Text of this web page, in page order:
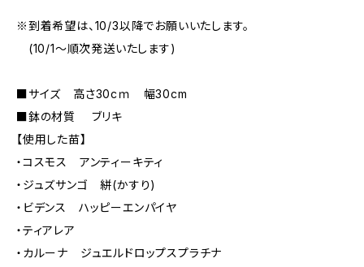
※到着希望は、10/3以降でお願いいたします。
(10/1～順次発送いたします)
■サイズ 高さ30cｍ 幅30cm
■鉢の材質 ブリキ
【使用した苗】
・コスモス アンティーキティ
・ジュズサンゴ 絣(かすり)
・ビデンス ハッピーエンパイヤ
・ティアレア
・カルーナ ジュエルドロップスプラチナ